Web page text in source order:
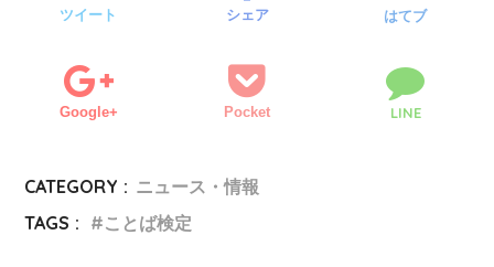
ツイート シェア はてブ
Google+ Pocket LINE
CATEGORY : ニュース・情報
TAGS :
ことば検定